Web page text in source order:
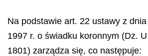
Na podstawie art. 22 ustawy z
1997 r. o świadku koronnym (Dz.
1801) zarządza się, co następuje: